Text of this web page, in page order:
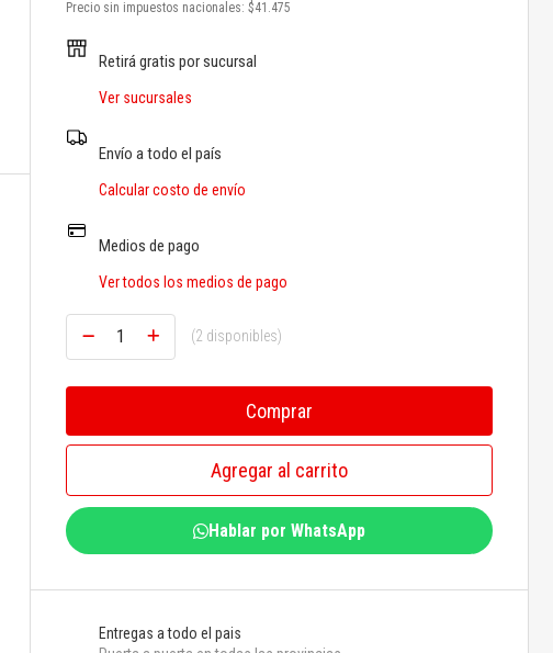
Precio sin impuestos nacionales: $41.475
Retirá gratis por sucursal
Ver sucursales
Envío a todo el país
Calcular costo de envío
Medios de pago
Ver todos los medios de pago
(2 disponibles)
Comprar
Agregar al carrito
Hablar por WhatsApp
Entregas a todo el pais